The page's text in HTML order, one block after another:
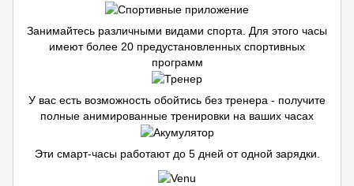
Занимайтесь различными видами спорта. Для этого часы
имеют более 20 предустановленных спортивных
программ
У вас есть возможность обойтись без тренера - получите
полные анимированные тренировки на ваших часах
Эти смарт-часы работают до 5 дней от одной зарядки.